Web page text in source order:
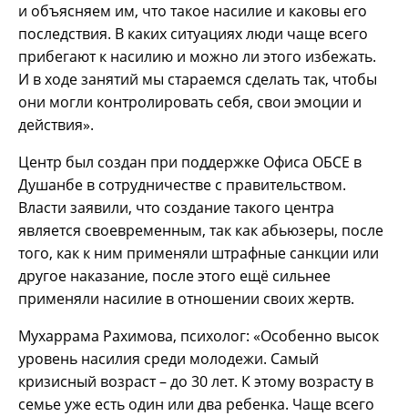
и объясняем им, что такое насилие и каковы его
последствия. В каких ситуациях люди чаще всего
прибегают к насилию и можно ли этого избежать.
И в ходе занятий мы стараемся сделать так, чтобы
они могли контролировать себя, свои эмоции и
действия».
Центр был создан при поддержке Офиса ОБСЕ в
Душанбе в сотрудничестве с правительством.
Власти заявили, что создание такого центра
является своевременным, так как абьюзеры, после
того, как к ним применяли штрафные санкции или
другое наказание, после этого ещё сильнее
применяли насилие в отношении своих жертв.
Мухаррама Рахимова, психолог: «Особенно высок
уровень насилия среди молодежи. Самый
кризисный возраст – до 30 лет. К этому возрасту в
семье уже есть один или два ребенка. Чаще всего